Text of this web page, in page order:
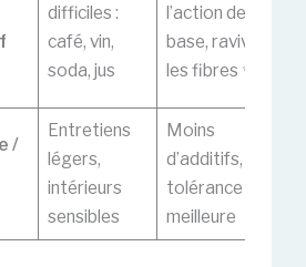
difficiles :
café, vin,
soda, jus
l’action de
base, ravive
les fibres ✨
/
Entretiens
légers,
intérieurs
sensibles
Moins
d’additifs,
tolérance
meilleure